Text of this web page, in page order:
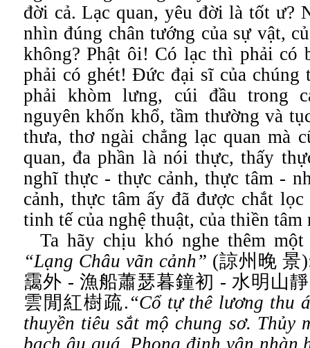
đời cả. Lạc quan, yêu đời là tốt ư?
nhìn đúng chân tướng của sự vật,
không? Phật ôi! Có lạc thì phải có
phải có ghét! Đức đại sĩ của chúng
phải khòm lưng, cúi đầu trong
nguyên khốn khổ, tầm thường và
thưa, thơ ngài chẳng lạc quan mà
quan, đa phần là nói thực, thấy
nghĩ thực - thực cảnh, thực tâm -
cảnh, thực tâm ấy đã được chắt lọc
tinh tế của nghệ thuật, của thiền
Ta hãy chịu khó nghe thêm
“Lạng Châu vãn cảnh” (諒州晚 景
靄外 - 漁船蕭瑟暮鐘初 - 水明山
雲閒紅樹疏. “Cổ tự thê lương thu
thuyền tiêu sắt mộ chung sơ. Thủy
bạch âu quá. Phong định vân nhàn